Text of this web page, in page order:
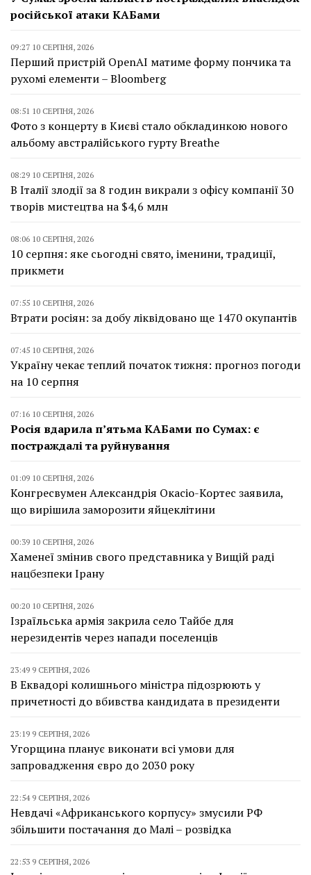
російської атаки КАБами
09:27 10 СЕРПНЯ, 2026
Перший пристрій OpenAI матиме форму пончика та
рухомі елементи – Bloomberg
08:51 10 СЕРПНЯ, 2026
Фото з концерту в Києві стало обкладинкою нового
альбому австралійського гурту Breathe
08:29 10 СЕРПНЯ, 2026
В Італії злодії за 8 годин викрали з офісу компанії 30
творів мистецтва на $4,6 млн
08:06 10 СЕРПНЯ, 2026
10 серпня: яке сьогодні свято, іменини, традиції,
прикмети
07:55 10 СЕРПНЯ, 2026
Втрати росіян: за добу ліквідовано ще 1470 окупантів
07:45 10 СЕРПНЯ, 2026
Україну чекає теплий початок тижня: прогноз погоди
на 10 серпня
07:16 10 СЕРПНЯ, 2026
Росія вдарила п’ятьма КАБами по Сумах: є
постраждалі та руйнування
01:09 10 СЕРПНЯ, 2026
Конгресвумен Александрія Окасіо-Кортес заявила,
що вирішила заморозити яйцеклітини
00:39 10 СЕРПНЯ, 2026
Хаменеї змінив свого представника у Вищій раді
нацбезпеки Ірану
00:20 10 СЕРПНЯ, 2026
Ізраїльська армія закрила село Тайбе для
нерезидентів через напади поселенців
23:49 9 СЕРПНЯ, 2026
В Еквадорі колишнього міністра підозрюють у
причетності до вбивства кандидата в президенти
23:19 9 СЕРПНЯ, 2026
Угорщина планує виконати всі умови для
запровадження євро до 2030 року
22:54 9 СЕРПНЯ, 2026
Невдачі «Африканського корпусу» змусили РФ
збільшити постачання до Малі – розвідка
22:53 9 СЕРПНЯ, 2026